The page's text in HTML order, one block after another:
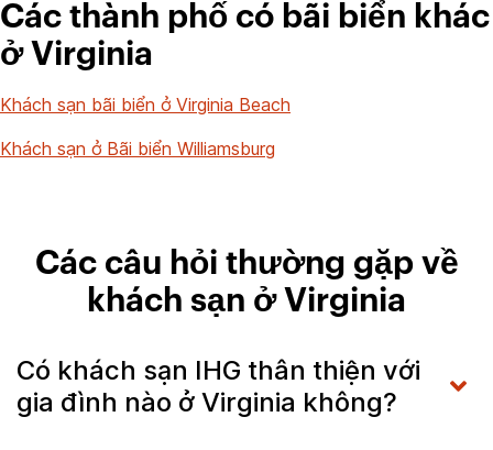
Các thành phố có bãi biển khác
ở Virginia
Khách sạn bãi biển ở Virginia Beach
Khách sạn ở Bãi biển Williamsburg
Các câu hỏi thường gặp về
khách sạn ở Virginia
Có khách sạn IHG thân thiện với
gia đình nào ở Virginia không?